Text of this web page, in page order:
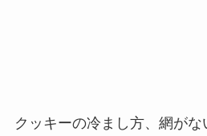
クッキーの冷まし方、網が